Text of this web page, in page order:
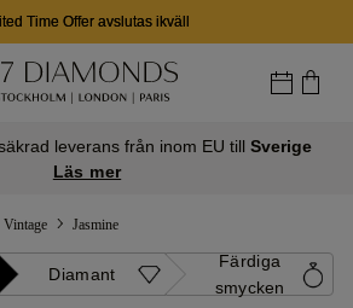
Time Offer avslutas ikväll
leverans från inom EU till Sverige
Läs mer
Vintage Jasmine
Diamant
Färdiga
smycken